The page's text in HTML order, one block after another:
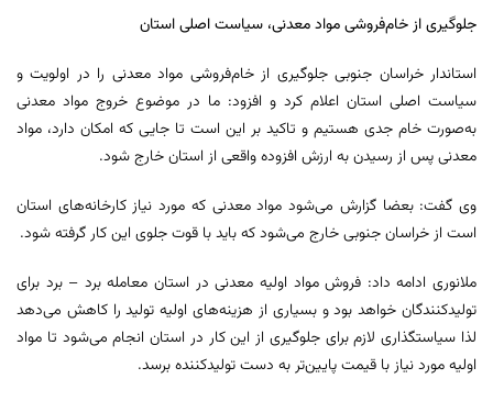
جلوگیری از خام‌فروشی مواد معدنی، سیاست اصلی استان
استاندار خراسان جنوبی جلوگیری از خام‌فروشی مواد معدنی را در اولویت و
سیاست اصلی استان اعلام کرد و افزود: ما در موضوع خروج مواد معدنی
به‌صورت خام جدی هستیم و تاکید بر این است تا جایی که امکان دارد، مواد
معدنی پس از رسیدن به ارزش افزوده واقعی از استان خارج شود.
وی گفت: بعضا گزارش می‌شود مواد معدنی که مورد نیاز کارخانه‌های استان
است از خراسان جنوبی خارج می‌شود که باید با قوت جلوی این کار گرفته شود.
ملانوری ادامه داد: فروش مواد اولیه معدنی در استان معامله برد – برد برای
تولیدکنندگان خواهد بود و بسیاری از هزینه‌های اولیه تولید را کاهش می‌دهد
لذا سیاستگذاری لازم برای جلوگیری از این کار در استان انجام می‌شود تا مواد
اولیه مورد نیاز با قیمت پایین‌تر به دست تولیدکننده برسد.